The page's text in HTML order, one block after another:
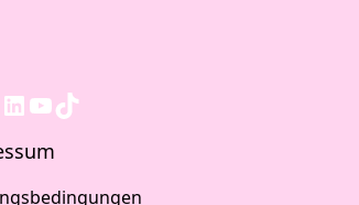
LinkedIn
YouTube
TikTok